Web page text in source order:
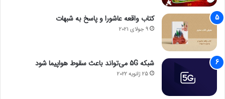
کتاب واقعه عاشورا و پاسخ به شبهات
9 جولای 2021
شبکه 5G می‌تواند باعث سقوط هواپیما شود
25 ژانویه 2022